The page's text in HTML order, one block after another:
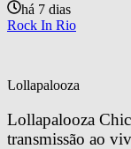
há 7 dias
Rock In Rio
Lollapalooza
Lollapalooza
transmissão ao